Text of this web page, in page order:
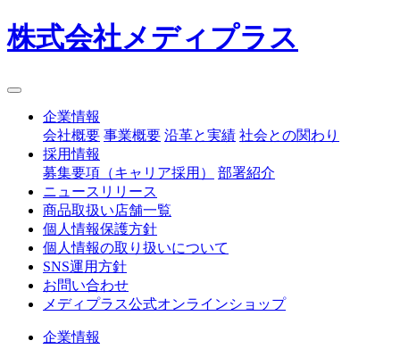
株式会社メディプラス
企業情報
会社概要 事業概要 沿革と実績 社会との関わり
採用情報
募集要項（キャリア採用）
部署紹介
ニュースリリース
商品取扱い店舗一覧
個人情報保護方針
個人情報の取り扱いについて
SNS運用方針
お問い合わせ
メディプラス公式オンラインショップ
企業情報